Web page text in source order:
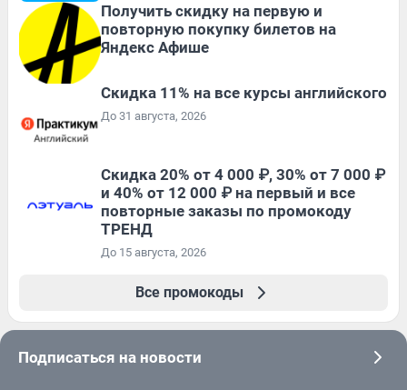
Получить скидку на первую и
повторную покупку билетов на
Яндекс Афише
Скидка 11% на все курсы английского
До 31 августа, 2026
Скидка 20% от 4 000 ₽, 30% от 7 000 ₽
и 40% от 12 000 ₽ на первый и все
повторные заказы по промокоду
ТРЕНД
До 15 августа, 2026
Все промокоды
Подписаться на новости